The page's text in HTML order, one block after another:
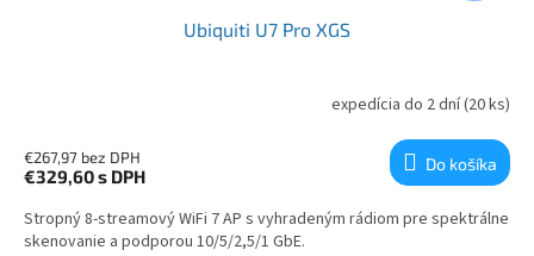
Ubiquiti U7 Pro XGS
expedícia do 2 dní(20 ks)
€267,97 bez DPH
€329,60s DPH
Do košíka
Stropný 8-streamový WiFi 7 AP s vyhradeným rádiom pre spektrálne
skenovanie a podporou 10/5/2,5/1 GbE.